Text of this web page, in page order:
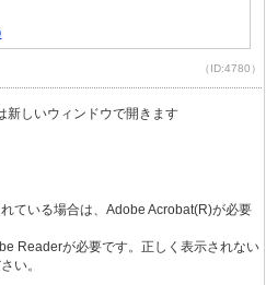
（ID:4780）
新しいウィンドウで開きます
ている場合は、Adobe Acrobat(R)が必要
Readerが必要です。正しく表示されない
い。